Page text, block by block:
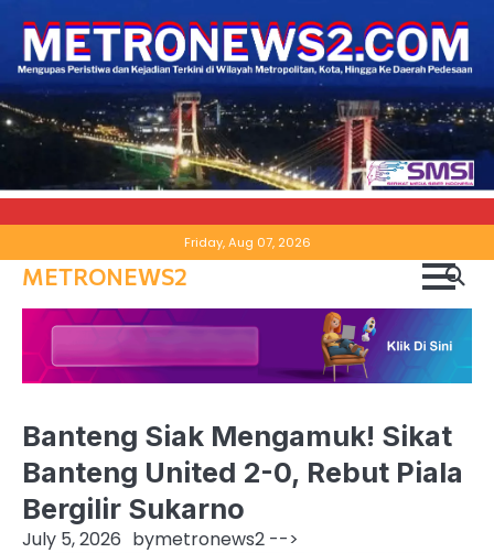
to
content
Friday, Aug 07, 2026
METRONEWS2
Banteng Siak Mengamuk! Sikat
Banteng United 2-0, Rebut Piala
Bergilir Sukarno
July 5, 2026 bymetronews2 -->